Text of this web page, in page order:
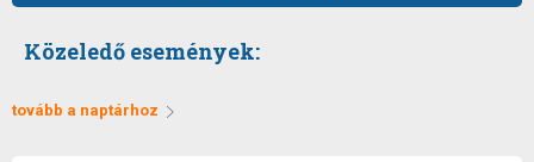
Közeledő események:
tovább a naptárhoz